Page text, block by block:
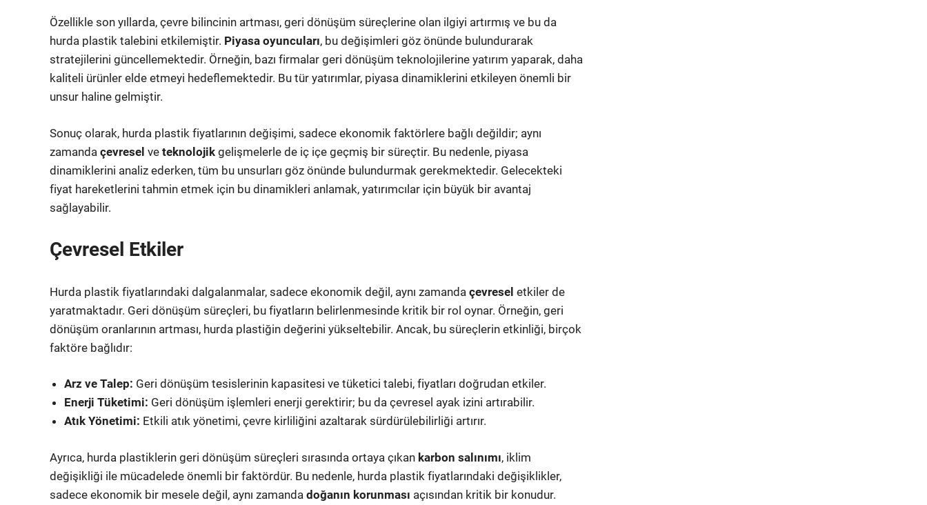
Özellikle son yıllarda, çevre bilincinin artması, geri dönüşüm süreçlerine olan ilgiyi artırmış ve bu da
hurda plastik talebini etkilemiştir. Piyasa oyuncuları, bu değişimleri göz önünde bulundurarak
stratejilerini güncellemektedir. Örneğin, bazı firmalar geri dönüşüm teknolojilerine yatırım yaparak, daha
kaliteli ürünler elde etmeyi hedeflemektedir. Bu tür yatırımlar, piyasa dinamiklerini etkileyen önemli bir
unsur haline gelmiştir.
Sonuç olarak, hurda plastik fiyatlarının değişimi, sadece ekonomik faktörlere bağlı değildir; aynı
zamanda çevresel ve teknolojik gelişmelerle de iç içe geçmiş bir süreçtir. Bu nedenle, piyasa
dinamiklerini analiz ederken, tüm bu unsurları göz önünde bulundurmak gerekmektedir. Gelecekteki
fiyat hareketlerini tahmin etmek için bu dinamikleri anlamak, yatırımcılar için büyük bir avantaj
sağlayabilir.
Çevresel Etkiler
Hurda plastik fiyatlarındaki dalgalanmalar, sadece ekonomik değil, aynı zamanda çevresel etkiler de
yaratmaktadır. Geri dönüşüm süreçleri, bu fiyatların belirlenmesinde kritik bir rol oynar. Örneğin, geri
dönüşüm oranlarının artması, hurda plastiğin değerini yükseltebilir. Ancak, bu süreçlerin etkinliği, birçok
faktöre bağlıdır:
Arz ve Talep: Geri dönüşüm tesislerinin kapasitesi ve tüketici talebi, fiyatları doğrudan etkiler.
Enerji Tüketimi: Geri dönüşüm işlemleri enerji gerektirir; bu da çevresel ayak izini artırabilir.
Atık Yönetimi: Etkili atık yönetimi, çevre kirliliğini azaltarak sürdürülebilirliği artırır.
Ayrıca, hurda plastiklerin geri dönüşüm süreçleri sırasında ortaya çıkan karbon salınımı, iklim
değişikliği ile mücadelede önemli bir faktördür. Bu nedenle, hurda plastik fiyatlarındaki değişiklikler,
sadece ekonomik bir mesele değil, aynı zamanda doğanın korunması açısından kritik bir konudur.